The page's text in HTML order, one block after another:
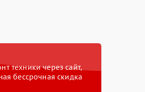
техники через сайт,
бессрочная скидка